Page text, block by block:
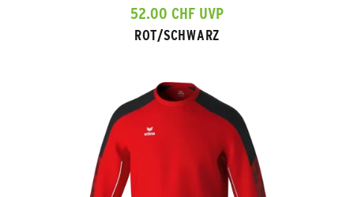
52.00 CHF UVP
ROT/SCHWARZ